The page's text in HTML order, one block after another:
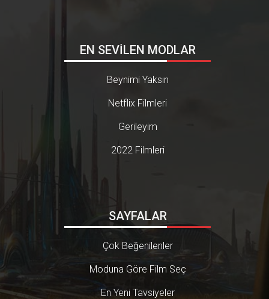
EN SEVİLEN MODLAR
Beynimi Yaksın
Netflix Filmleri
Gerileyim
2022 Filmleri
SAYFALAR
Çok Beğenilenler
Moduna Göre Film Seç
En Yeni Tavsiyeler